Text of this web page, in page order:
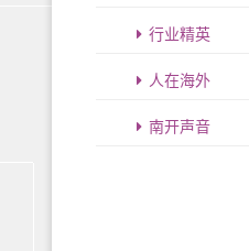
行业精英
人在海外
南开声音